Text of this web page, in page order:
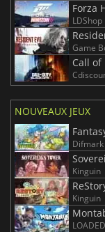
Forza
LDShop
Game
Call of
NOUVEAUX JEUX
Difmark
Kinguin
Kinguin
LOADED